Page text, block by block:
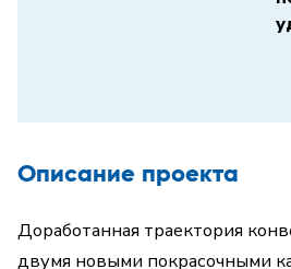
Описание проекта
Доработанная траектория
двумя новыми покрасочными